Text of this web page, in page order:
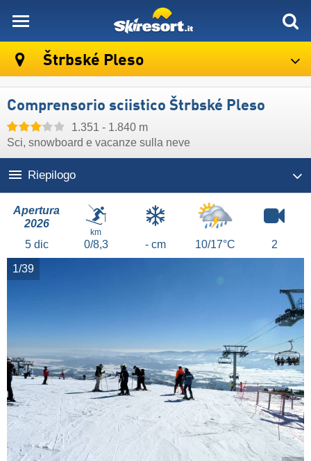
Štrbské Pleso
Comprensorio sciistico Štrbské Pleso
1.351 - 1.840 m
Sci, snowboard e vacanze sulla neve
Riepilogo
Apertura
2026
5 dic
km
0/8,3 - cm 10/17°C 2
1/39